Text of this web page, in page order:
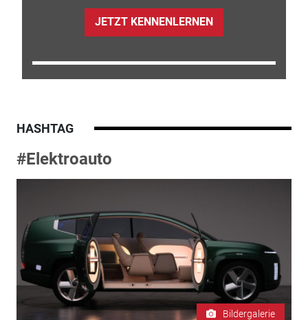
JETZT KENNENLERNEN
HASHTAG
#Elektroauto
Bildergalerie